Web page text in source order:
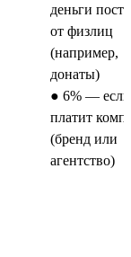
деньги
от физлиц
(например,
донаты)
● 6% — если
платит
(бренд или
агентство)